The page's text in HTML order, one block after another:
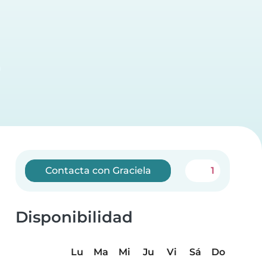
Contacta con Graciela 1
Disponibilidad
Lu Ma Mi Ju Vi Sá
Do